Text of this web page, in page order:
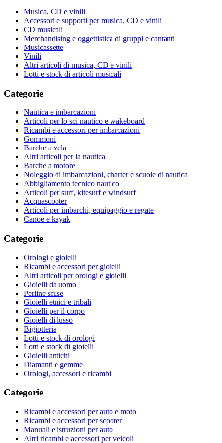
Musica, CD e vinili
Accessori e supporti per musica, CD e vinili
CD musicali
Merchandising e oggettistica di gruppi e cantanti
Musicassette
Vinili
Altri articoli di musica, CD e vinili
Lotti e stock di articoli musicali
Categorie
Nautica e imbarcazioni
Articoli per lo sci nautico e wakeboard
Ricambi e accessori per imbarcazioni
Gommoni
Barche a vela
Altri articoli per la nautica
Barche a motore
Noleggio di imbarcazioni, charter e scuole di nautica
Abbigliamento tecnico nautico
Articoli per surf, kitesurf e windsurf
Acquascooter
Articoli per imbarchi, equipaggio e regate
Canoe e kayak
Categorie
Orologi e gioielli
Ricambi e accessori per gioielli
Altri articoli per orologi e gioielli
Gioielli da uomo
Perline sfuse
Gioielli etnici e tribali
Gioielli per il corpo
Gioielli di lusso
Bigiotteria
Lotti e stock di orologi
Lotti e stock di gioielli
Gioielli antichi
Diamanti e gemme
Orologi, accessori e ricambi
Categorie
Ricambi e accessori per auto e moto
Ricambi e accessori per scooter
Manuali e istruzioni per auto
Altri ricambi e accessori per veicoli